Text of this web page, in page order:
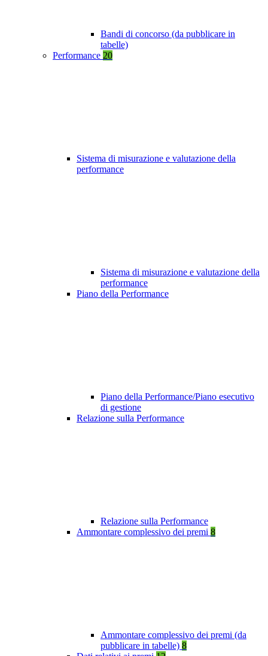
Bandi di concorso (da pubblicare in
tabelle)
Performance 20
Sistema di misurazione e valutazione della
performance
Sistema di misurazione e valutazione della
performance
Piano della Performance
Piano della Performance/Piano esecutivo
di gestione
Relazione sulla Performance
Relazione sulla Performance
Ammontare complessivo dei premi 8
Ammontare complessivo dei premi (da
pubblicare in tabelle) 8